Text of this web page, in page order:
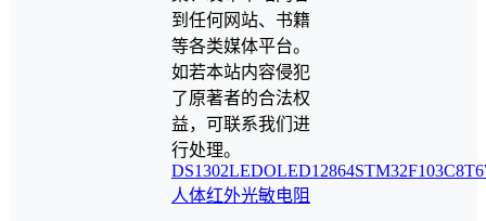
到任何网站、书籍
等各类媒体平台。
如若本站内容侵犯
了原著者的合法权
益，可联系我们进
行处理。
DS1302LEDOLED12864STM32F103C8T6
人体红外光敏电阻